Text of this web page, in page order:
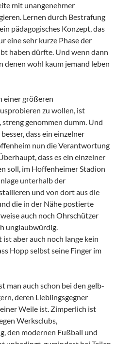
mit unangenehmer
Lernen durch Bestrafung
pädagogisches Konzept, das
eine sehr kurze Phase der
haben dürfte. Und wenn dann
denen wohl kaum jemand leben
einer größeren
zu wollen, ist
genommen dumm. Und
dass ein einzelner
nun die Verantwortung
dass es ein einzelner
soll, im Hoffenheimer Stadion
unterhalb der
und von dort aus die
die in der Nähe postierte
auch noch Ohrschützer
unglaubwürdig.
aber auch noch lange kein
Hopp selbst seine Finger im
man auch schon bei den gelb-
deren Lieblingsgegner
Weile ist. Zimperlich ist
Werksclubs,
den modernen Fußball und